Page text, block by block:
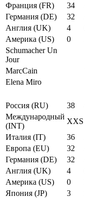
Франция (FR)
34
Германия (DE)
32
Англия (UK)
4
Америка (US)
0
Schumacher Un
Jour
MarcCain
Elena Miro
Россия (RU)
38
Международный
(INT)
XXS
Италия (IT)
36
Европа (EU)
32
Германия (DE)
32
Англия (UK)
4
Америка (US)
0
Япония (JP)
3